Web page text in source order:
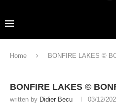
Home BONFIRE LAKES ©
BONFIRE LAKES ©
written by Didier Becu 03/12/